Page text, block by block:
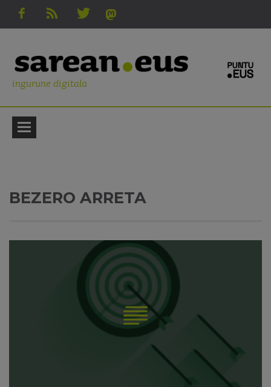
ingurune digitala
BEZERO ARRETA